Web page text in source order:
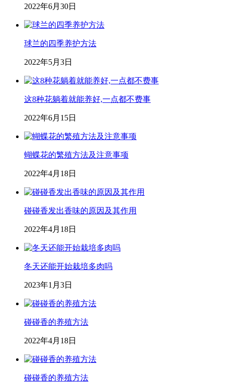
2022年6月30日
球兰的四季养护方法
2022年5月3日
这8种花躺着就能养好,一点都不费事
2022年6月15日
蝴蝶花的繁殖方法及注意事项
2022年4月18日
碰碰香发出香味的原因及其作用
2022年4月18日
冬天还能开始栽培多肉吗
2023年1月3日
碰碰香的养殖方法
2022年4月18日
碰碰香的养殖方法